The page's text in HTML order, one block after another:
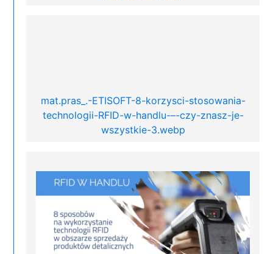
mat.pras_.-ETISOFT-8-korzysci-stosowania-
technologii-RFID-w-handlu-–-czy-znasz-je-
wszystkie-3.webp